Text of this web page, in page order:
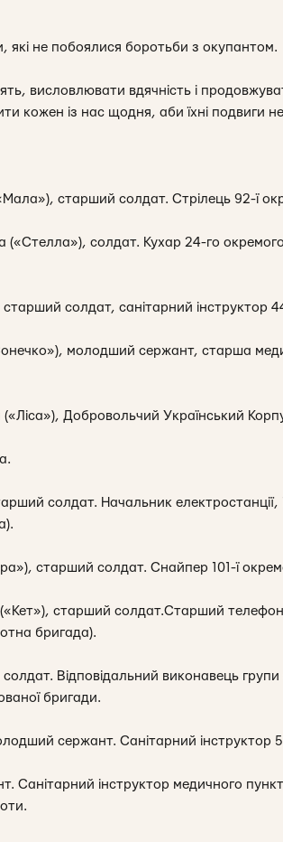
які не побоялися боротьби з окупантом.
висловлювати вдячність і
кожен із нас щодня, аби їхні подвиги
старший солдат. Стрілець 92-ї
(«Стелла»), солдат. Кухар 24-го
солдат, санітарний інструктор
молодший сержант, старша
(«Ліса»), Добровольчий Український
солдат. Начальник
старший солдат. Снайпер 101-ї
старший солдат.Старший
бригада).
Відповідальний виконавець
бригади.
сержант. Санітарний інструктор
Санітарний інструктор медичного